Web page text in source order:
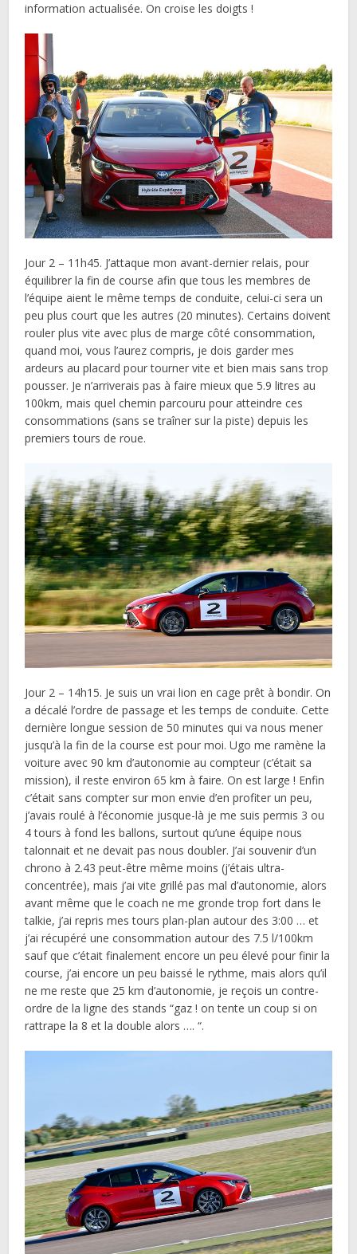
information actualisée. On croise les doigts !
Jour 2 – 11h45. J’attaque mon avant-dernier relais, pour
équilibrer la fin de course afin que tous les membres de
l’équipe aient le même temps de conduite, celui-ci sera un
peu plus court que les autres (20 minutes). Certains doivent
rouler plus vite avec plus de marge côté consommation,
quand moi, vous l’aurez compris, je dois garder mes
ardeurs au placard pour tourner vite et bien mais sans trop
pousser. Je n’arriverais pas à faire mieux que 5.9 litres au
100km, mais quel chemin parcouru pour atteindre ces
consommations (sans se traîner sur la piste) depuis les
premiers tours de roue.
Jour 2 – 14h15. Je suis un vrai lion en cage prêt à bondir. On
a décalé l’ordre de passage et les temps de conduite. Cette
dernière longue session de 50 minutes qui va nous mener
jusqu’à la fin de la course est pour moi. Ugo me ramène la
voiture avec 90 km d’autonomie au compteur (c’était sa
mission), il reste environ 65 km à faire. On est large ! Enfin
c’était sans compter sur mon envie d’en profiter un peu,
j’avais roulé à l’économie jusque-là je me suis permis 3 ou
4 tours à fond les ballons, surtout qu’une équipe nous
talonnait et ne devait pas nous doubler. J’ai souvenir d’un
chrono à 2.43 peut-être même moins (j’étais ultra-
concentrée), mais j’ai vite grillé pas mal d’autonomie, alors
avant même que le coach ne me gronde trop fort dans le
talkie, j’ai repris mes tours plan-plan autour des 3:00 … et
j’ai récupéré une consommation autour des 7.5 l/100km
sauf que c’était finalement encore un peu élevé pour finir la
course, j’ai encore un peu baissé le rythme, mais alors qu’il
ne me reste que 25 km d’autonomie, je reçois un contre-
ordre de la ligne des stands “gaz ! on tente un coup si on
rattrape la 8 et la double alors …. “.